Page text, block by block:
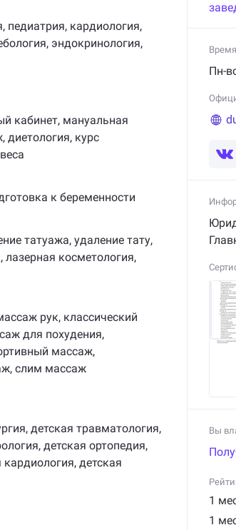
парковка,
и лифт), детская зона Baby-
стационар.
, педиатрия, кардиология,
, эндокринология,
кабинет, мануальная
, диетология, курс
к беременности
татуажа, удаление тату,
, лазерная косметология,
рук, классический
для похудения,
массаж,
, слим массаж
, детская травматология,
, детская ортопедия,
кардиология, детская
Пн-
Вы
1
1